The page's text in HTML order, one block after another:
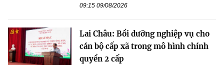
09:15 09/08/2026
Lai Châu: Bồi dưỡng nghiệp vụ cho
cán bộ cấp xã trong mô hình chính
quyền 2 cấp